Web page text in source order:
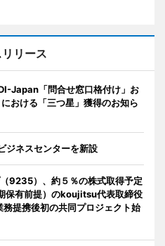
リース
Japan「問合せ窓口格付け」お
おける「三つ星」獲得のお知ら
ジネスセンターを新設
9235）、約５％の株式取得予定
保有前提）のkoujitsu代表取締役
提携後初の共同プロジェクト始